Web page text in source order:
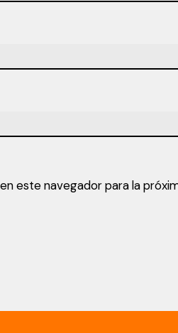
este navegador para la